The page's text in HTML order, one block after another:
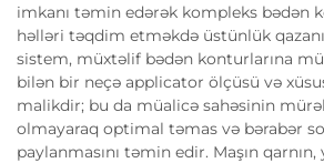
imkanı təmin edərək kompleks bədən
həlləri təqdim etməkdə üstünlük
sistem, müxtəlif bədən konturlarına
bilən bir neçə applicator ölçüsü və
malikdir; bu da müalicə sahəsinin
olmayaraq optimal təmas və bərabər
paylanmasını təmin edir. Maşın qarnın,